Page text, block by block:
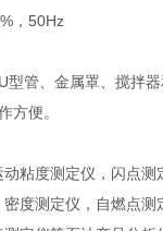
，50Hz
管、金属罩、搅拌器
方便。
动粘度测定仪，闪点
度测定仪，自燃点